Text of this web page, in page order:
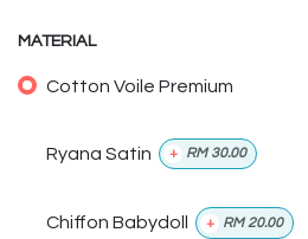
MATERIAL
Cotton Voile Premium
Ryana Satin + RM 30.00
Chiffon Babydoll + RM 20.00